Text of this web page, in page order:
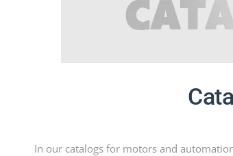
In our catalogs for motors and